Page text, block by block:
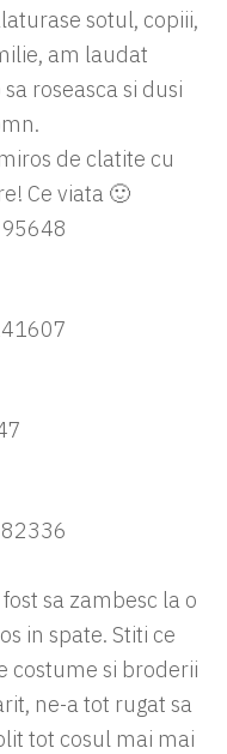
sotul, copiii,
am laudat
roseasca si dusi
de clatite cu
Ce viata 🙂
sa zambesc la o
in spate. Stiti ce
costume si broderii
ne-a tot rugat sa
tot cosul mai mai